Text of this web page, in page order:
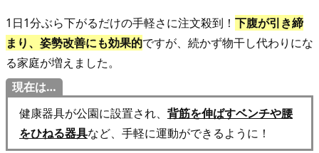
ト
ブ
ー
ム
の
真
実
1日1分ぶら下がるだけの手軽さに注文殺到！ 下腹が引き締
まり、姿勢改善にも効果的ですが、続かず物干し代わりにな
る家庭が増えました。
現在は…
健康器具が公園に設置され、 背筋を伸ばすベンチや腰
をひねる器具など、手軽に運動ができるように！